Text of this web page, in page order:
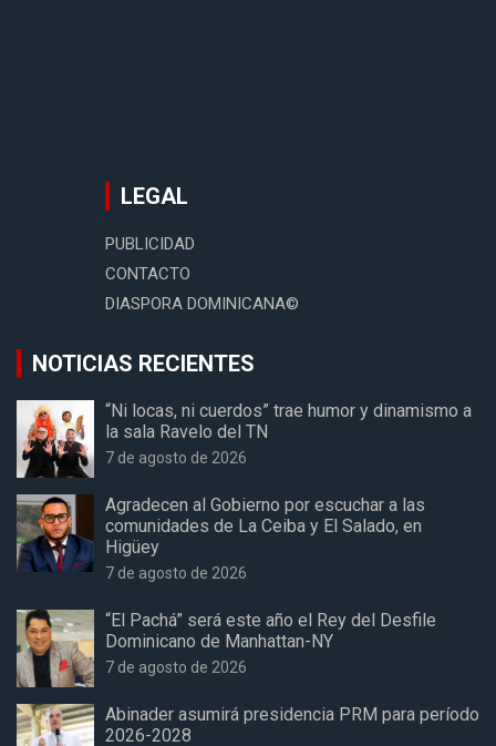
LEGAL
PUBLICIDAD
CONTACTO
DIASPORA DOMINICANA©
NOTICIAS RECIENTES
“Ni locas, ni cuerdos” trae humor y dinamismo a
la sala Ravelo del TN
7 de agosto de 2026
Agradecen al Gobierno por escuchar a las
comunidades de La Ceiba y El Salado, en
Higüey
7 de agosto de 2026
“El Pachá” será este año el Rey del Desfile
Dominicano de Manhattan-NY
7 de agosto de 2026
Abinader asumirá presidencia PRM para período
2026-2028